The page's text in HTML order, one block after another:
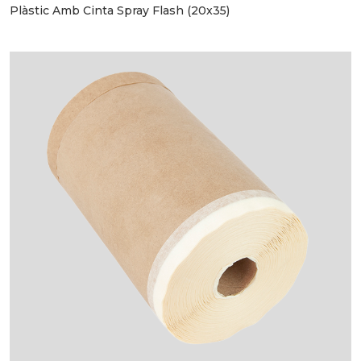
Plàstic Amb Cinta Spray Flash (20x35)